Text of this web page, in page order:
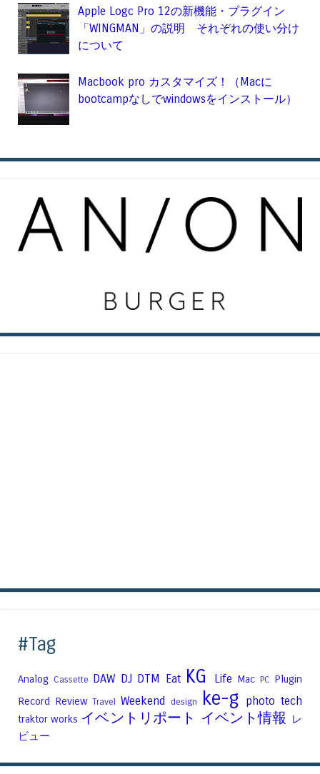
Apple Logc Pro 12の新機能・プラグイン
「WINGMAN」の説明 それぞれの使い分け
について
Macbook pro カスタマイズ！（Macに
bootcampなしでwindowsをインストール）
#Tag
Analog Cassette DAW DJ DTM Eat KG Life Mac PC Plugin
Record Review Travel Weekend design ke-g photo tech
traktor works イベントリポート イベント情報
レ
ビュー